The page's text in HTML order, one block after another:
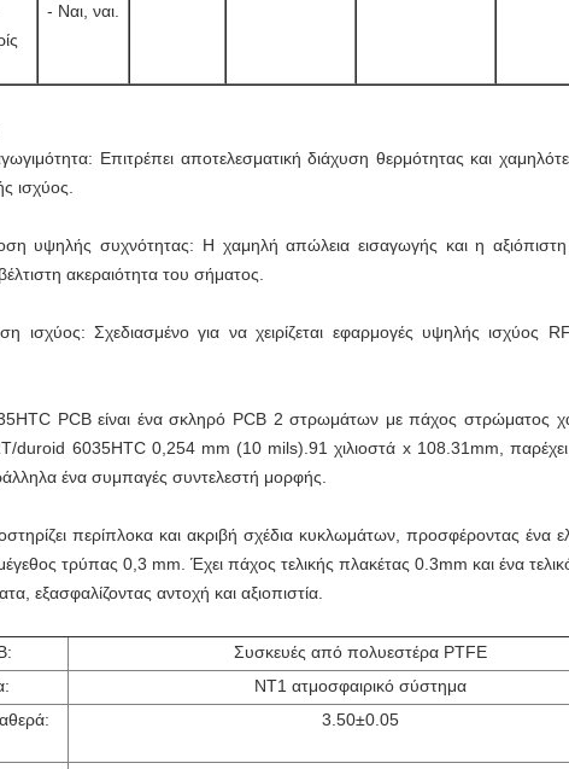
- Ναι, ναι.
Επιτρέπει αποτελεσματική διάχυση θερμότητας και
ισχύος.
υψηλής συχνότητας: Η χαμηλή απώλεια εισαγωγής και η
ακεραιότητα του σήματος.
ισχύος: Σχεδιασμένο για να χειρίζεται εφαρμογές υψηλής ισχύος
PCB είναι ένα σκληρό PCB 2 στρωμάτων με πάχος στρώματος
duroid 6035HTC 0,254 mm (10 mils).91 χιλιοστά x 108.31mm,
ένα συμπαγές συντελεστή μορφής.
περίπλοκα και ακριβή σχέδια κυκλωμάτων, προσφέροντας ένα
μέγεθος τρύπας 0,3 mm. Έχει πάχος τελικής πλακέτας 0.3mm και ένα
εξασφαλίζοντας αντοχή και αξιοπιστία.
Συσκευές από πολυεστέρα PTFE
NT1 ατμοσφαιρικό σύστημα
3.50±0.05